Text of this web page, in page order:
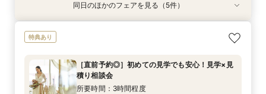
8/16 (日)
【韓国風レタッチが人気！】フォトウエディング
9:00〜
13:00〜
15:00〜
8/16 (日)
［直前予約◎］初めての見学でも安心！見学×見
10:00〜
15:00〜
17:00〜
8/16 (日)
【直前予約◎】初めての見学でも安心！見学×見
10:00〜
15:00〜
17:00〜
8/16 (日)
［タイパ重視］90分で相談会＆館内見学フェア
10:00〜
13:00〜
15:00〜
19:00〜
8/16 (日)
【衣裳重視】ドレスサロンでの試着メインフェア
10:00〜
16:00〜
同日のほかのフェアを見る（5件）
特典あり
［直前予約◎］初めての見学でも安心！見学×見
積り相談会
所要時間：3時間程度